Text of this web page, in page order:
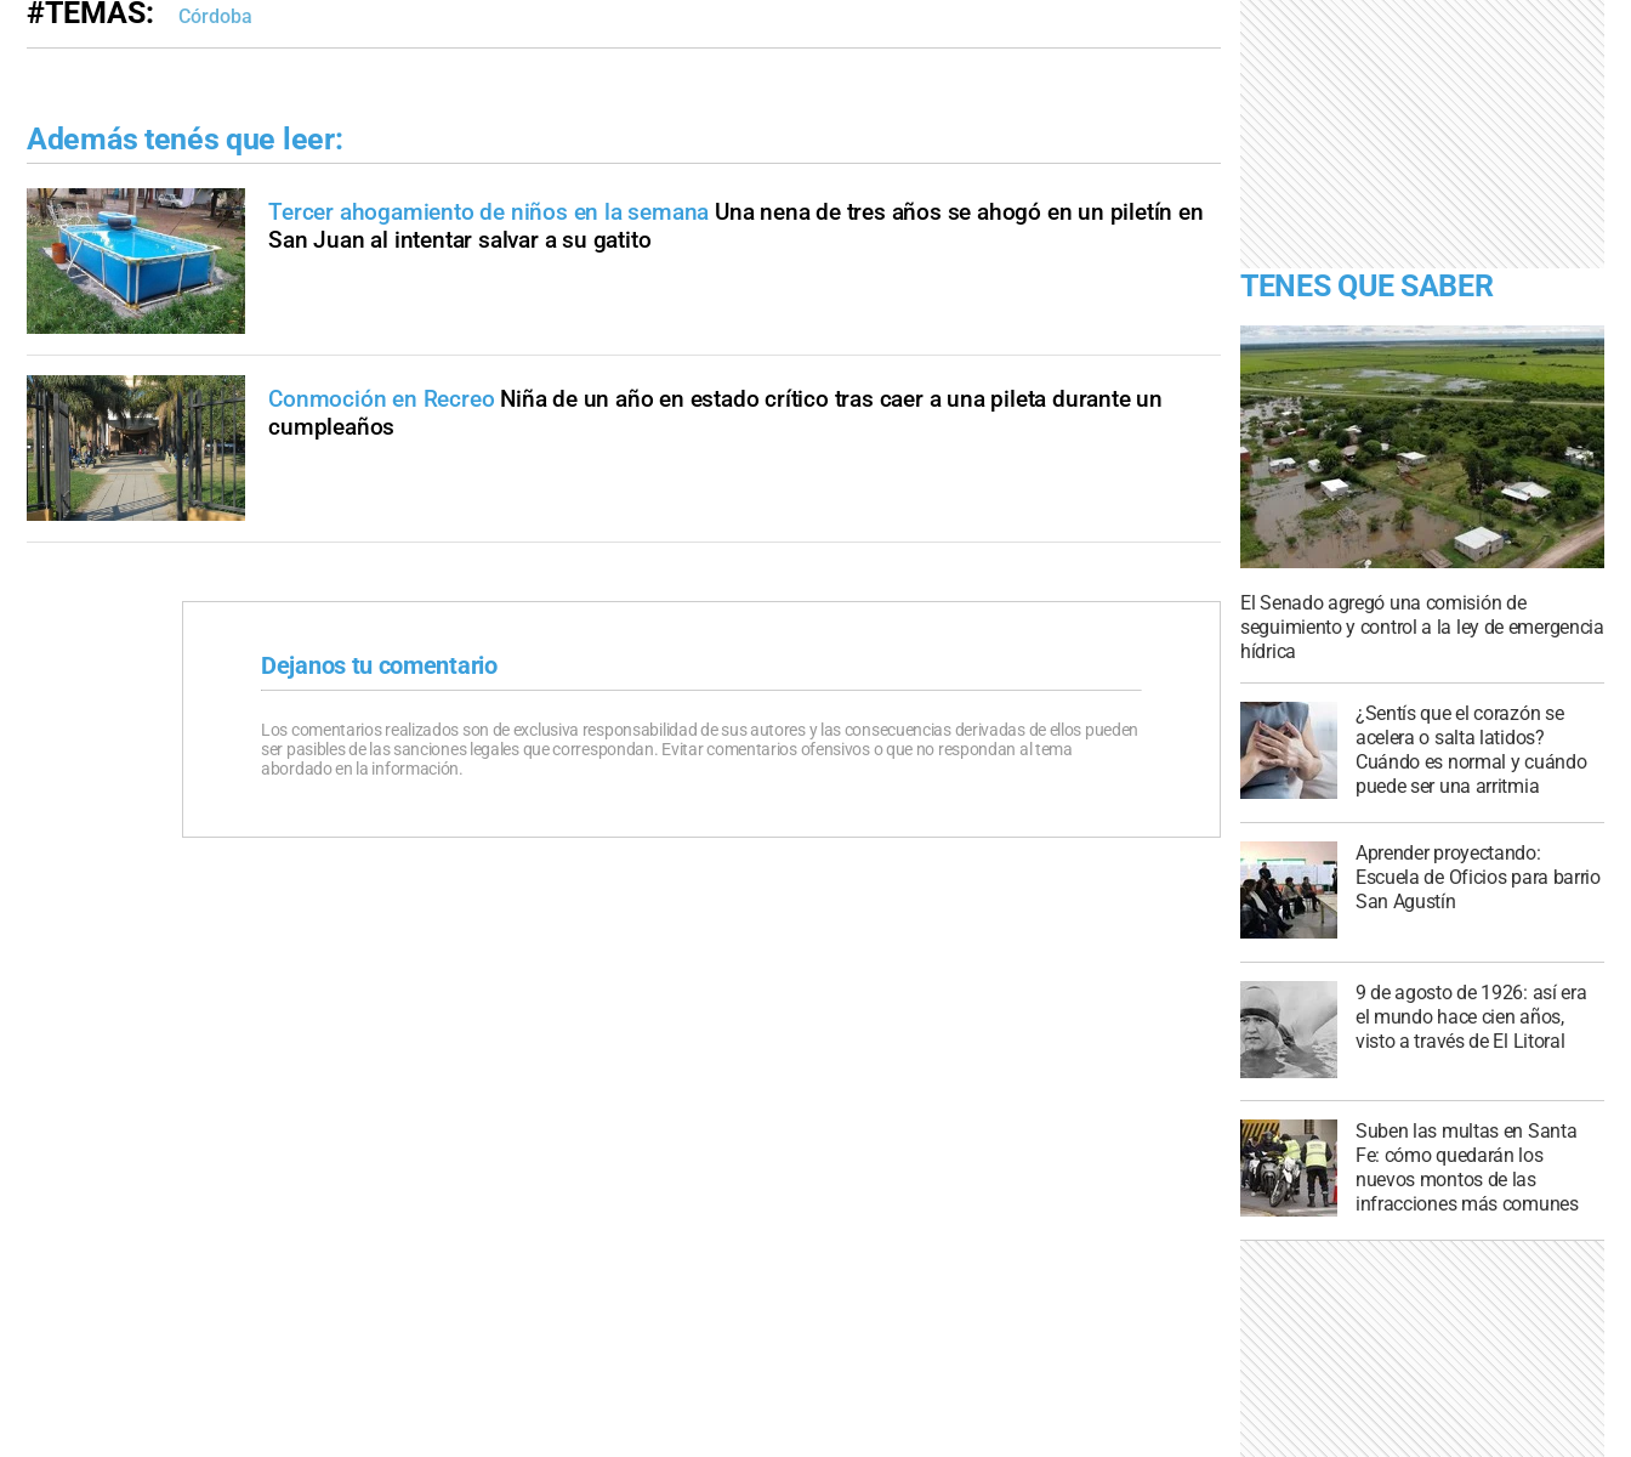
#TEMAS: Córdoba
Además tenés que leer:
Tercer ahogamiento de niños en la semana Una nena de tres años se ahogó en un piletín en
San Juan al intentar salvar a su gatito
Conmoción en Recreo Niña de un año en estado crítico tras caer a una pileta durante un
cumpleaños
Dejanos tu comentario
Los comentarios realizados son de exclusiva responsabilidad de sus autores y las consecuencias derivadas de ellos pueden
ser pasibles de las sanciones legales que correspondan. Evitar comentarios ofensivos o que no respondan al tema
abordado en la información.
TENES QUE SABER
El Senado agregó una comisión de
seguimiento y control a la ley de emergencia
hídrica
¿Sentís que el corazón se
acelera o salta latidos?
Cuándo es normal y cuándo
puede ser una arritmia
Aprender proyectando:
Escuela de Oficios para barrio
San Agustín
9 de agosto de 1926: así era
el mundo hace cien años,
visto a través de El Litoral
Suben las multas en Santa
Fe: cómo quedarán los
nuevos montos de las
infracciones más comunes